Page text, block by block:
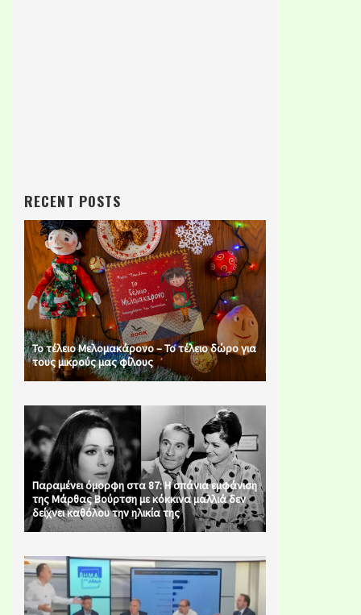
RECENT POSTS
Το τέλειο Μελομακάρονο – Το τέλειο δώρο για
τους μικρούς μας φίλους
Παραμένει όμορφη στα 87: Η σπάνια εμφάνιση
της Μάρθας Βούρτση με κόκκινα μαλλιά δεν
δείχνει καθόλου την ηλικία της